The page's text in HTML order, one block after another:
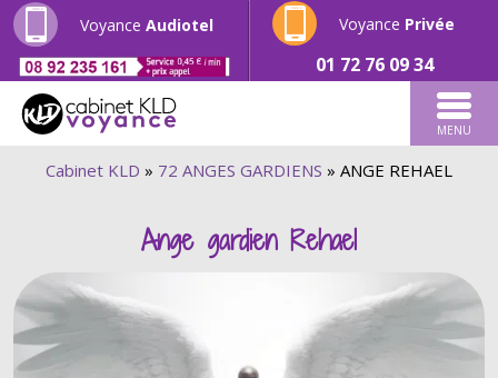
Voyance Audiotel Voyance Privée
01 72 76 09 34
MENU
Cabinet KLD » 72 ANGES GARDIENS » ANGE REHAEL
Ange gardien Rehael